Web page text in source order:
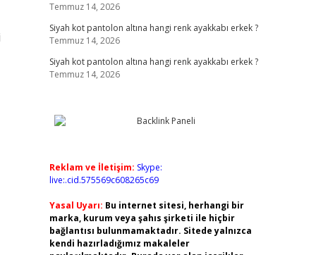
Temmuz 14, 2026
Siyah kot pantolon altına hangi renk ayakkabı erkek ?
Temmuz 14, 2026
Siyah kot pantolon altına hangi renk ayakkabı erkek ?
Temmuz 14, 2026
Reklam ve İletişim: Skype:
live:.cid.575569c608265c69
Yasal Uyarı: Bu internet sitesi, herhangi bir
marka, kurum veya şahıs şirketi ile hiçbir
bağlantısı bulunmamaktadır. Sitede yalnızca
kendi hazırladığımız makaleler